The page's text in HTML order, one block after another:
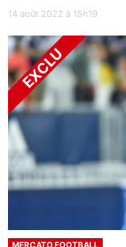
14 août 2022 à 15h19
MERCATO FOOTBALL